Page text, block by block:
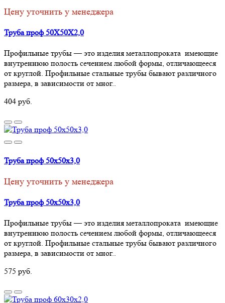
Цену уточнить у менеджера
Труба проф 50Х50Х2,0
Профильные трубы — это изделия металлопроката имеющие
внутреннюю полость сечением любой формы, отличающееся
от круглой. Профильные стальные трубы бывают различного
размера, в зависимости от мног..
404 руб.
Труба проф 50х50х3,0
Цену уточнить у менеджера
Труба проф 50х50х3,0
Профильные трубы — это изделия металлопроката имеющие
внутреннюю полость сечением любой формы, отличающееся
от круглой. Профильные стальные трубы бывают различного
размера, в зависимости от мног..
575 руб.